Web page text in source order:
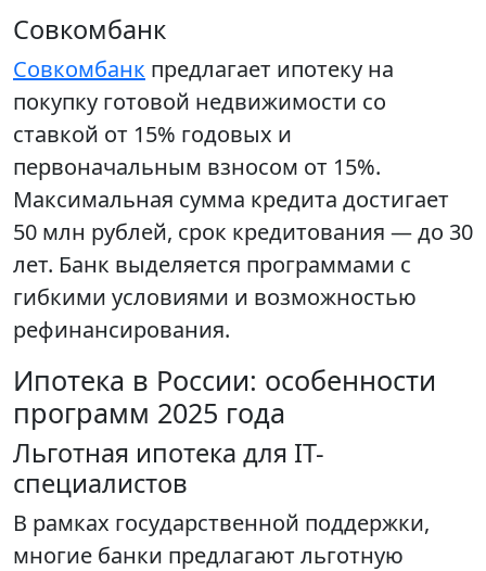
Совкомбанк
Совкомбанк предлагает ипотеку на
покупку готовой недвижимости со
ставкой от 15% годовых и
первоначальным взносом от 15%.
Максимальная сумма кредита достигает
50 млн рублей, срок кредитования — до 30
лет. Банк выделяется программами с
гибкими условиями и возможностью
рефинансирования.
Ипотека в России: особенности
программ 2025 года
Льготная ипотека для IT-
специалистов
В рамках государственной поддержки,
многие банки предлагают льготную